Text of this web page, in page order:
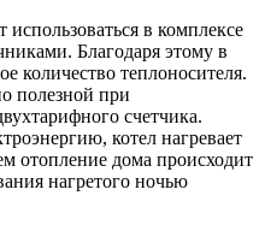
в комплексе
Благодаря этому в
количество теплоносителя.
полезной при
счетчика.
котел нагревает
отопление дома происходит
нагретого ночью